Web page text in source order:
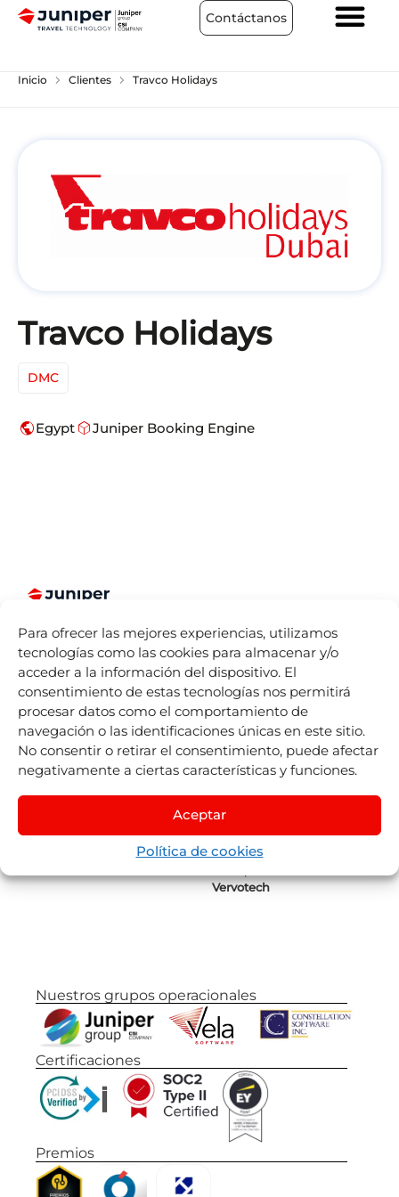
Para ofrecer las mejores experiencias, utilizamos
tecnologías como las cookies para almacenar y/o
acceder a la información del dispositivo. El
consentimiento de estas tecnologías nos permitirá
procesar datos como el comportamiento de
navegación o las identificaciones únicas en este sitio.
No consentir o retirar el consentimiento, puede afectar
negativamente a ciertas características y funciones.
Aceptar
Política de cookies
Contáctanos
Inicio chevron_right Clientes chevron_right Travco Holidays
Travco Holidays
DMC
publicEgypt deployed_codeJuniper Booking Engine
Somos más
que Booking
Engines para
la industria
turística.
Español
Juniper
Sobre
Nosotros
Dónde
estamos
Life At
Juniper
Eventos
Divisiones
Juniper
Airline
Vacations
Juniper
Cruises
Juniper
Experiences
byNexus
Tours
Juniper
Lleego
Vervotech
Accesos
Directos
Seller Tools
Acceso
Contact
mailing
Listado de
Juniper
Nuestros grupos operacionales
Certificaciones
Premios